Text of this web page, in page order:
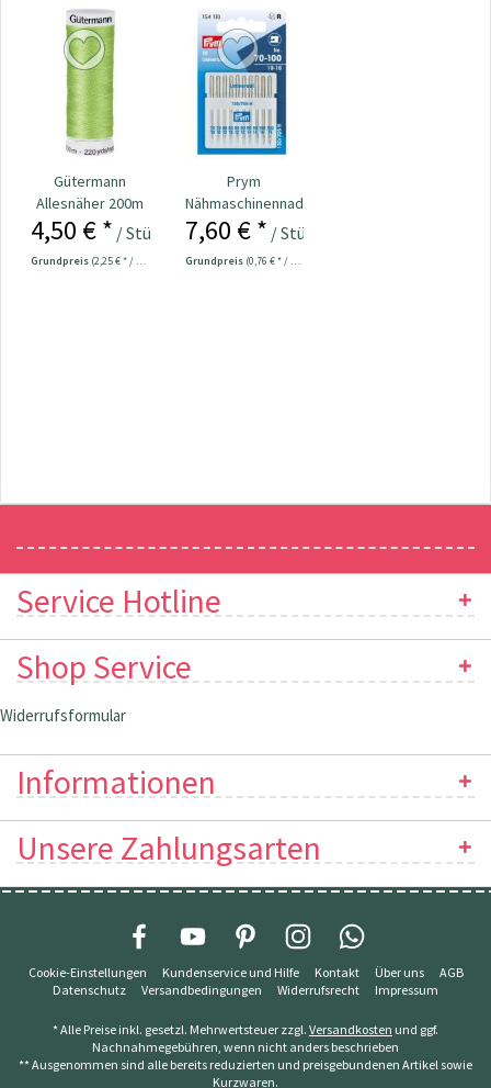
Gütermann
Allesnäher 200m
Fb. 336 - hellgrün
4,50 € * / Stück
Grundpreis (2,25 € * / 100 Meter)
Prym
Nähmaschinennadeln
130/705
Universal...
7,60 € * / Stück
Grundpreis (0,76 € * / 1 Stück)
Service Hotline
Shop Service
Widerrufsformular
Informationen
Unsere Zahlungsarten
Cookie-Einstellungen Kundenservice und Hilfe Kontakt Über uns
AGB
Datenschutz
Versandbedingungen Widerrufsrecht Impressum
* Alle Preise inkl. gesetzl. Mehrwertsteuer zzgl. Versandkosten und ggf.
Nachnahmegebühren, wenn nicht anders beschrieben
** Ausgenommen sind alle bereits reduzierten und preisgebundenen Artikel sowie
Kurzwaren.